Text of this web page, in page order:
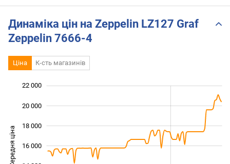
Динаміка цін на Zeppelin LZ127 Graf
Zeppelin 7666-4
Ціна К-сть магазинів
Середня ціна 10 000
16 000
18 000
20 000
22 000